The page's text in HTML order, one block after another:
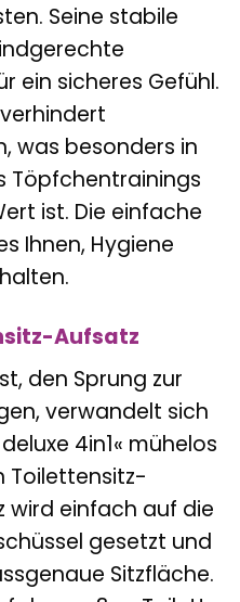
Seine stabile
ein sicheres Gefühl.
was besonders in
Töpfchentrainings
ist. Die einfache
Ihnen, Hygiene
Aufsatz
den Sprung zur
verwandelt sich
4in1« mühelos
Toilettensitz-
wird einfach auf die
gesetzt und
Sitzfläche.